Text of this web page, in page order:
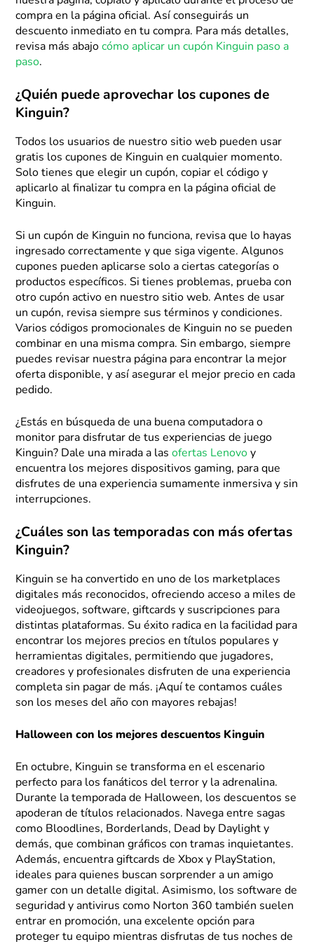
compra en la página oficial. Así conseguirás un
descuento inmediato en tu compra. Para más detalles,
revisa más abajocómo aplicar un cupón Kinguin paso a
paso.
¿Quién puede aprovechar los cupones de
Kinguin?
Todos los usuarios de nuestro sitio web pueden usar
gratis los cupones de Kinguin en cualquier momento.
Solo tienes que elegir un cupón, copiar el código y
aplicarlo al finalizar tu compra en la página oficial de
Kinguin.
Si un cupón de Kinguin no funciona, revisa que lo hayas
ingresado correctamente y que siga vigente. Algunos
cupones pueden aplicarse solo a ciertas categorías o
productos específicos. Si tienes problemas, prueba con
otro cupón activo en nuestro sitio web. Antes de usar
un cupón, revisa siempre sus términos y condiciones.
Varios códigos promocionales de Kinguin no se pueden
combinar en una misma compra. Sin embargo, siempre
puedes revisar nuestra página para encontrar la mejor
oferta disponible, y así asegurar el mejor precio en cada
pedido.
¿Estás en búsqueda de una buena computadora o
monitor para disfrutar de tus experiencias de juego
Kinguin? Dale una mirada a lasofertas Lenovo y
encuentra los mejores dispositivos gaming, para que
disfrutes de una experiencia sumamente inmersiva y sin
interrupciones.
¿Cuáles son las temporadas con más ofertas
Kinguin?
Kinguin se ha convertido en uno de los marketplaces
digitales más reconocidos, ofreciendo acceso a miles de
videojuegos, software, giftcards y suscripciones para
distintas plataformas. Su éxito radica en la facilidad para
encontrar los mejores precios en títulos populares y
herramientas digitales, permitiendo que jugadores,
creadores y profesionales disfruten de una experiencia
completa sin pagar de más. ¡Aquí te contamos cuáles
son los meses del año con mayores rebajas!
Halloween con los mejores descuentos Kinguin
En octubre, Kinguin se transforma en el escenario
perfecto para los fanáticos del terror y la adrenalina.
Durante la temporada de Halloween, los descuentos se
apoderan de títulos relacionados. Navega entre sagas
como Bloodlines, Borderlands, Dead by Daylight y
demás, que combinan gráficos con tramas inquietantes.
Además, encuentra giftcards de Xbox y PlayStation,
ideales para quienes buscan sorprender a un amigo
gamer con un detalle digital. Asimismo, los software de
seguridad y antivirus como Norton 360 también suelen
entrar en promoción, una excelente opción para
proteger tu equipo mientras disfrutas de tus noches de